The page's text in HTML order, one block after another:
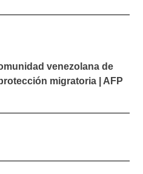
venezolana de
migratoria | AFP